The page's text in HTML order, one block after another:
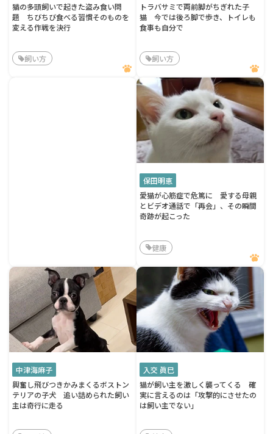
猫の多頭飼いで起きた盗み食い問
題 ちびちび食べる習慣そのものを
変える作戦を決行
飼い方
トラバサミで両前脚がちぎれた子
猫 今では後ろ脚で歩き、トイレも
食事も自分で
飼い方
保田明恵
愛猫が心筋症で危篤に 愛する母親
とビデオ通話で「再会」、その瞬間
奇跡が起こった
健康
中津海麻子
興奮し飛びつきかみまくるボストン
テリアの子犬 追い詰められた飼い
主は奇行に走る
入交 眞巳
猫が飼い主を激しく襲ってくる 確
実に言えるのは「攻撃的にさせたの
は飼い主でない」